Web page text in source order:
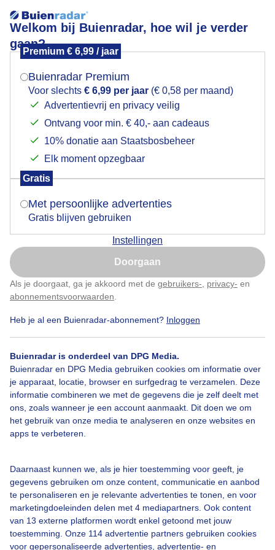
Welkom bij Buienradar, hoe wil je verder
gaan?
Premium € 6,99 / jaar
Buienradar Premium
Voor slechts € 6,99 per jaar (€ 0,58 per maand)
Advertentievrij en privacy veilig
Ontvang voor min. € 40,- aan cadeaus
10% donatie aan Staatsbosbeheer
Elk moment opzegbaar
Gratis
Met persoonlijke advertenties
Gratis blijven gebruiken
Instellingen
Doorgaan
Als je doorgaat, ga je akkoord met de gebruikers- privacy- en
abonnementsvoorwaarden
Heb je al een Buienradar-abonnement? Inloggen
Buienradar is onderdeel van DPG Media.
Buienradar en DPG Media gebruiken cookies om informatie over
je apparaat, locatie, browser en surfgedrag te verzamelen. Deze
informatie combineren we met de gegevens die je zelf deelt met
ons, zoals wanneer je een account aanmaakt. Dit doen we om
het gebruik van onze media te analyseren en onze websites en
apps te verbeteren.
Daarnaast kunnen we, als je hier toestemming voor geeft, je
gegevens gebruiken om onze content, communicatie en aanbod
te personaliseren en je relevante advertenties te tonen, en voor
marketingdoeleinden delen met 4 mediapartners. Ook content
van 13 externe platformen wordt enkel getoond met jouw
toestemming. Onze 114 advertentie partners gebruiken cookies
voor gepersonaliseerde advertenties, advertentie- en
dikgekleed
Populaire categorieën
Lente
Zomer
Over Buienradar
Bedrijfsgegevens
Veelgestelde vragen
Contact
Gebruikersvoorwaarden
Adverteren
Buienradar Team
Privacy beleid
Mogen we je locatie gebruiken voor het
Indien je hier nog geen akkoord op hebt gegeven,
verschijnt er zo een pop-up uit je browser waarin
Is goed, toon de popup
Nu niet, misschien later
Klik hierom dit aan te passen